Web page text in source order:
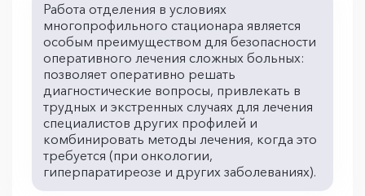
Работа отделения в условиях
многопрофильного стационара является
особым преимуществом для безопасности
оперативного лечения сложных больных:
позволяет оперативно решать
диагностические вопросы, привлекать в
трудных и экстренных случаях для лечения
специалистов других профилей и
комбинировать методы лечения, когда это
требуется (при онкологии,
гиперпаратиреозе и других заболеваниях).